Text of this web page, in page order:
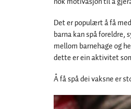
Det er populært å få
barna kan spå foreldre,
mellom barnehage og
dette er ein aktivitet
Å få spå dei vaksne er